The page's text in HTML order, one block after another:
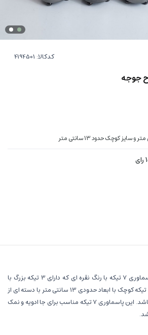
کدکالا:
رای
محصول زیبا و شیک این پاسماوری 7 تیکه با رنگ نقره ای که دارای 3 تیکه بزرگ با
حدود ابعاد 19 سانتی متر و 4 تیکه کوچک با ابعاد حدودی 13 سانتی متر با دسته ای از
طرح جوجه با رنگ طلایی میباشد. این پاسماوری 7 تیکه مناسب برای جا ادویه و نمک